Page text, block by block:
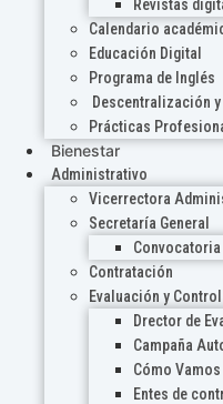
Revistas
Calendario
Educación Digital
Programa de Inglés
Descentralización
Prácticas
Bienestar
Administrativo
Vicerrectora
Secretaría General
Contratación
Evaluación y Control
Drector de
Campaña
Cómo Vamos
Entes de